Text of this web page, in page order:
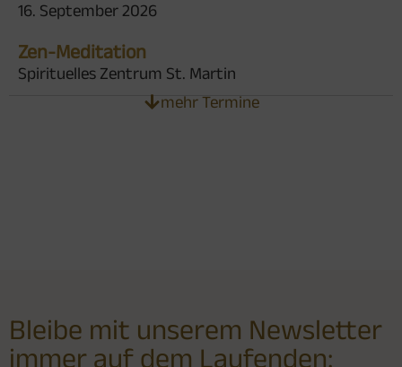
16. September 2026
Zen-Meditation
Spirituelles Zentrum St. Martin
mehr Termine
Bleibe mit unserem Newsletter
immer auf dem Laufenden: